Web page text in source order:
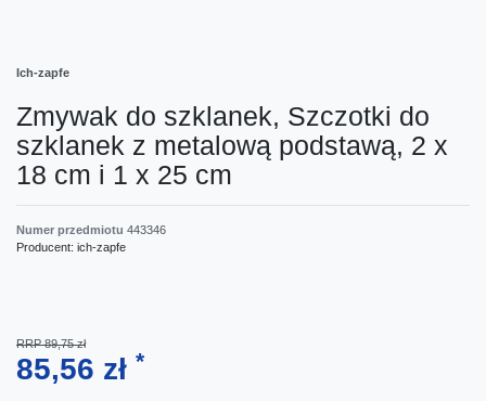
Ich-zapfe
Zmywak do szklanek, Szczotki do
szklanek z metalową podstawą, 2 x
18 cm i 1 x 25 cm
Numer przedmiotu 443346
Producent: ich-zapfe
RRP 89,75 zł
85,56 zł *